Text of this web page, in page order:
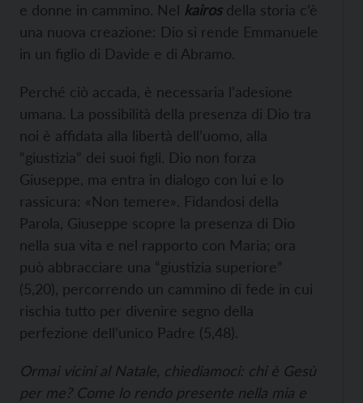
e donne in cammino. Nel kairos della storia c’è
una nuova creazione: Dio si rende Emmanuele
in un figlio di Davide e di Abramo.
Perché ciò accada, è necessaria l’adesione
umana. La possibilità della presenza di Dio tra
noi è affidata alla libertà dell’uomo, alla
“giustizia” dei suoi figli. Dio non forza
Giuseppe, ma entra in dialogo con lui e lo
rassicura: «Non temere». Fidandosi della
Parola, Giuseppe scopre la presenza di Dio
nella sua vita e nel rapporto con Maria; ora
può abbracciare una “giustizia superiore”
(5,20), percorrendo un cammino di fede in cui
rischia tutto per divenire segno della
perfezione dell’unico Padre (5,48).
Ormai vicini al Natale, chiediamoci: chi è Gesù
per me? Come lo rendo presente nella mia e